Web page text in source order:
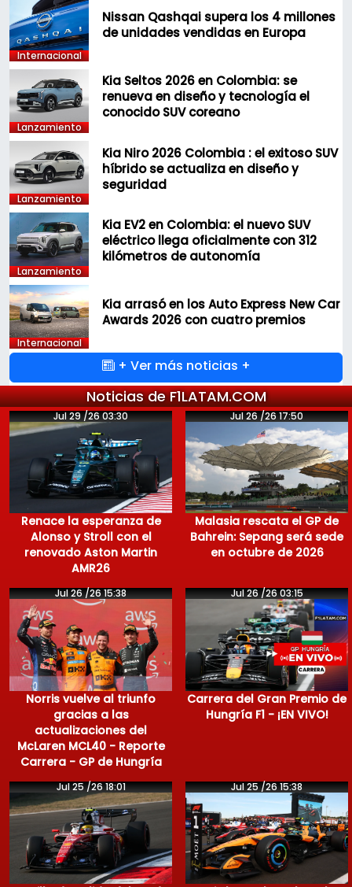
Internacional
Nissan Qashqai supera los 4 millones
de unidades vendidas en Europa
Lanzamiento
Kia Seltos 2026 en Colombia: se
renueva en diseño y tecnología el
conocido SUV coreano
Lanzamiento
Kia Niro 2026 Colombia : el exitoso SUV
híbrido se actualiza en diseño y
seguridad
Lanzamiento
Kia EV2 en Colombia: el nuevo SUV
eléctrico llega oficialmente con 312
kilómetros de autonomía
Internacional
Kia arrasó en los Auto Express New Car
Awards 2026 con cuatro premios
+ Ver más noticias +
Noticias de F1LATAM.COM
Jul 29 /26 03:30
Renace la esperanza de
Alonso y Stroll con el
renovado Aston Martin
AMR26
Jul 26 /26 17:50
Malasia rescata el GP de
Bahrein: Sepang será sede
en octubre de 2026
Jul 26 /26 15:38
Norris vuelve al triunfo
gracias a las
actualizaciones del
McLaren MCL40 - Reporte
Carrera - GP de Hungría
Jul 26 /26 03:15
Carrera del Gran Premio de
Hungría F1 - ¡EN VIVO!
Jul 25 /26 18:01 Jul 25 /26 15:38